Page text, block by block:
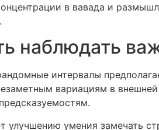
в вавада и
наблюдать
интервалы
вариациям в
улучшению умения замечать